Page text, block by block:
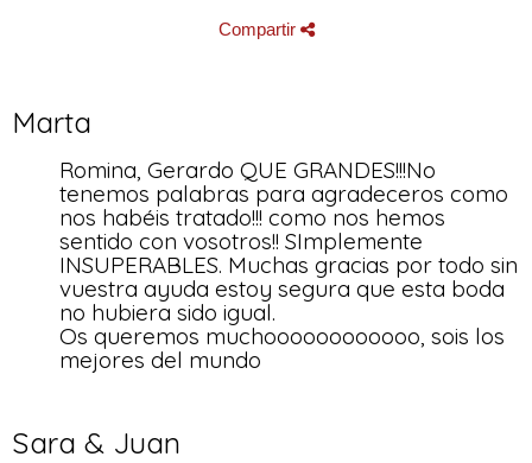
Compartir
Marta
Romina, Gerardo QUE GRANDES!!!No
tenemos palabras para agradeceros como
nos habéis tratado!!! como nos hemos
sentido con vosotros!! SImplemente
INSUPERABLES. Muchas gracias por todo sin
vuestra ayuda estoy segura que esta boda
no hubiera sido igual.
Os queremos muchoooooooooooo, sois los
mejores del mundo
Sara & Juan